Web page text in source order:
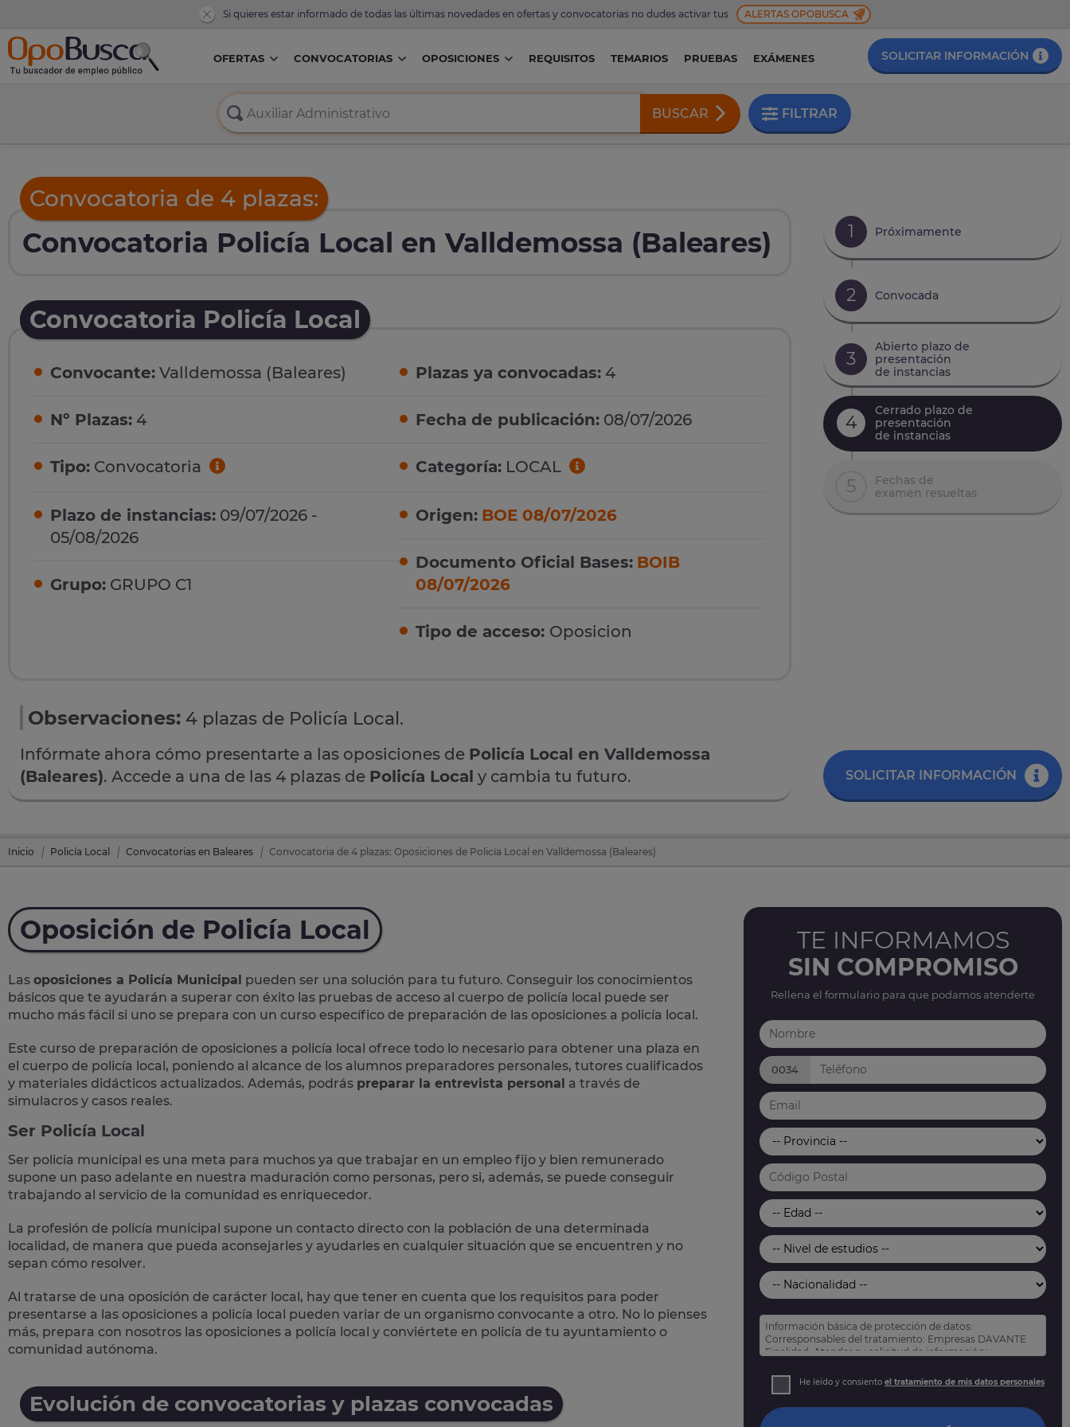
Si quieres estar informado de todas las últimas novedades en ofertas y convocatorias no dudes activar tus ALERTAS OPOBUSCA
OFERTAS CONVOCATORIAS OPOSICIONES REQUISITOS TEMARIOS PRUEBAS EXÁMENES SOLICITAR INFORMACIÓN
BUSCAR FILTRAR
Convocatoria de 4 plazas:
Convocatoria Policía Local en Valldemossa (Baleares)
Convocatoria Policía Local
Convocante: Valldemossa (Baleares)
Nº Plazas: 4
Tipo: Convocatoria
Plazo de instancias: 09/07/2026 -
05/08/2026
Grupo: GRUPO C1
Plazas ya convocadas: 4
Fecha de publicación: 08/07/2026
Categoría: LOCAL
Origen: BOE 08/07/2026
Documento Oficial Bases: BOIB
08/07/2026
Tipo de acceso: Oposicion
Observaciones: 4 plazas de Policía Local.
Infórmate ahora cómo presentarte a las oposiciones de Policía Local en Valldemossa
(Baleares). Accede a una de las 4 plazas de Policía Local y cambia tu futuro.
1 Próximamente
2 Convocada
3
Abierto plazo de
presentación
de instancias
4
Cerrado plazo de
presentación
de instancias
5
Fechas de
examen resueltas
SOLICITAR INFORMACIÓN
Inicio Policía Local Convocatorias en Baleares Convocatoria de 4 plazas: Oposiciones de Policía Local en Valldemossa (Baleares)
Oposición de Policía Local
Las oposiciones a Policía Municipal pueden ser una solución para tu futuro. Conseguir los conocimientos
básicos que te ayudarán a superar con éxito las pruebas de acceso al cuerpo de policía local puede ser
mucho más fácil si uno se prepara con un curso específico de preparación de las oposiciones a policía local.
Este curso de preparación de oposiciones a policía local ofrece todo lo necesario para obtener una plaza en
el cuerpo de policía local, poniendo al alcance de los alumnos preparadores personales, tutores cualificados
y materiales didácticos actualizados. Además, podrás preparar la entrevista personal a través de
simulacros y casos reales.
Ser Policía Local
Ser policía municipal es una meta para muchos ya que trabajar en un empleo fijo y bien remunerado
supone un paso adelante en nuestra maduración como personas, pero si, además, se puede conseguir
trabajando al servicio de la comunidad es enriquecedor.
La profesión de policía municipal supone un contacto directo con la población de una determinada
localidad, de manera que pueda aconsejarles y ayudarles en cualquier situación que se encuentren y no
sepan cómo resolver.
Al tratarse de una oposición de carácter local, hay que tener en cuenta que los requisitos para poder
presentarse a las oposiciones a policía local pueden variar de un organismo convocante a otro. No lo pienses
más, prepara con nosotros las oposiciones a policía local y conviértete en policía de tu ayuntamiento o
comunidad autónoma.
Evolución de convocatorias y plazas convocadas
TE INFORMAMOS
SIN COMPROMISO
Rellena el formulario para que podamos atenderte
0034
Información básica de protección de datos:
Corresponsables del tratamiento: Empresas DAVANTE
Finalidad: Atender su solicitud de información y
Derechos: Puede acceder, rectificar y suprimir sus
datos, así como otros derechos tal y como se explica
He leído y consiento el tratamiento de mis datos personales